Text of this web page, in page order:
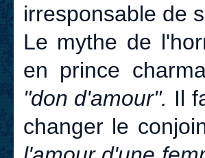
irresponsable de
Le mythe de
en prince
"don d'amour". Il
changer le